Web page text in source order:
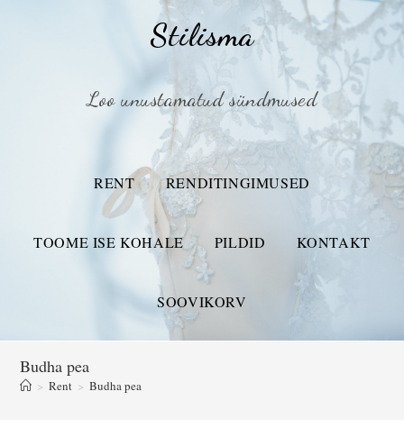
Stilisma
Loo unustamatud sündmused
RENT RENDITINGIMUSED
TOOME ISE KOHALE PILDID KONTAKT
SOOVIKORV
Budha pea
> Rent > Budha pea